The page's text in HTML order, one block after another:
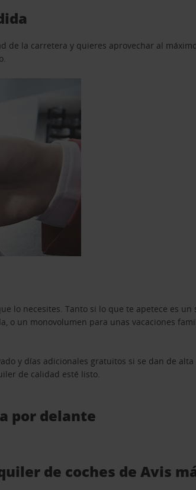
la carretera y quieres aprovechar al
lo necesites. Tanto si lo que te apetece es
o un monovolumen para unas vacaciones
y días adicionales gratuitos si se dan de
de calidad esté listo.
por delante
de coches de Avis